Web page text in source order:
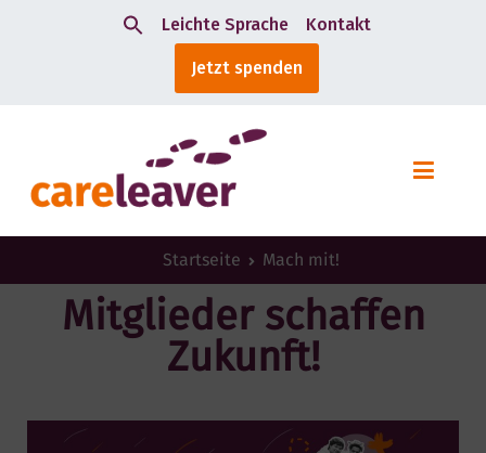
Leichte Sprache Kontakt
Jetzt spenden
Startseite Mach mit!
Mitglieder schaffen
Zukunft!